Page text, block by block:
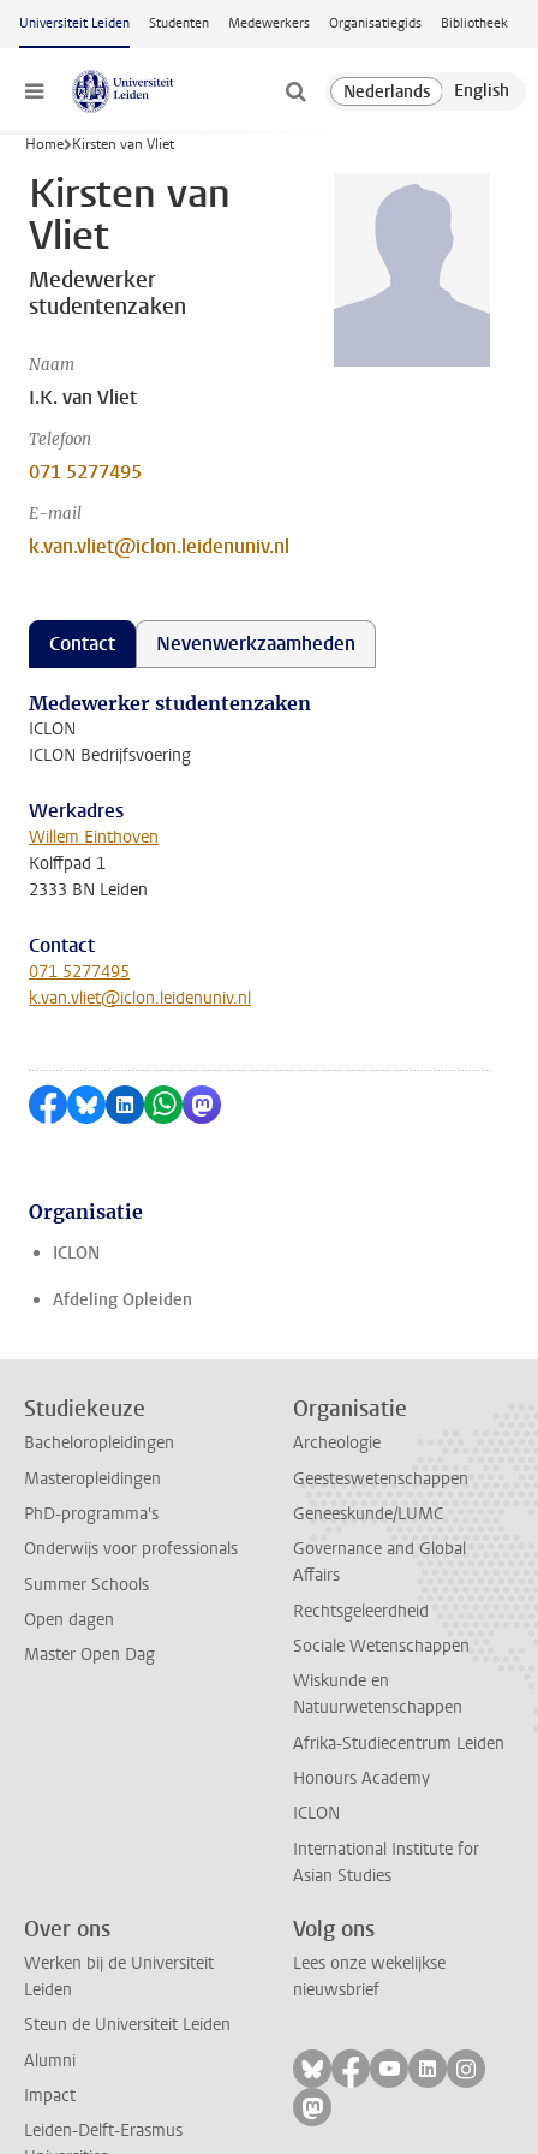
Ga naar hoofdinhoud
Universiteit Leiden Studenten Medewerkers Organisatiegids Bibliotheek
Menu
Home Kirsten van Vliet
Kirsten van
Vliet
Medewerker
studentenzaken
Naam
I.K. van Vliet
Telefoon
071 5277495
E-mail
k.van.vliet@iclon.leidenuniv.nl
Contact Nevenwerkzaamheden
Medewerker studentenzaken
ICLON
ICLON Bedrijfsvoering
Werkadres
Willem Einthoven
Kolffpad 1
2333 BN Leiden
Contact
071 5277495
k.van.vliet@iclon.leidenuniv.nl
Delen op Facebook
Delen via Bluesky
Delen op LinkedIn
Delen via WhatsApp
Delen via Mastodon
Organisatie
ICLON
Afdeling Opleiden
Studiekeuze
Bacheloropleidingen
Masteropleidingen
PhD-programma's
Onderwijs voor professionals
Summer Schools
Open dagen
Master Open Dag
Organisatie
Archeologie
Geesteswetenschappen
Geneeskunde/LUMC
Governance and Global
Affairs
Rechtsgeleerdheid
Sociale Wetenschappen
Wiskunde en
Natuurwetenschappen
Afrika-Studiecentrum Leiden
Honours Academy
ICLON
International Institute for
Asian Studies
Over ons
Werken bij de Universiteit
Leiden
Steun de Universiteit Leiden
Alumni
Impact
Leiden-Delft-Erasmus
Volg ons
Lees onze wekelijkse
nieuwsbrief
Volg ons op bluesky
Volg ons op
Volg ons op
Volg ons
Volg
Volg ons op mastodon